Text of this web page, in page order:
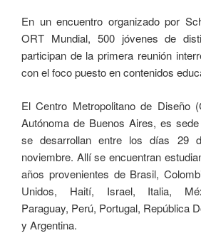
En un encuentro organizado por
ORT Mundial, 500 jóvenes de
participan de la primera reunión
con el foco puesto en contenidos
El Centro Metropolitano de Diseño
Autónoma de Buenos Aires, es
se desarrollan entre los días 29
noviembre. Allí se encuentran
años provenientes de Brasil,
Unidos, Haití, Israel, Italia,
Paraguay, Perú, Portugal, República
y Argentina.